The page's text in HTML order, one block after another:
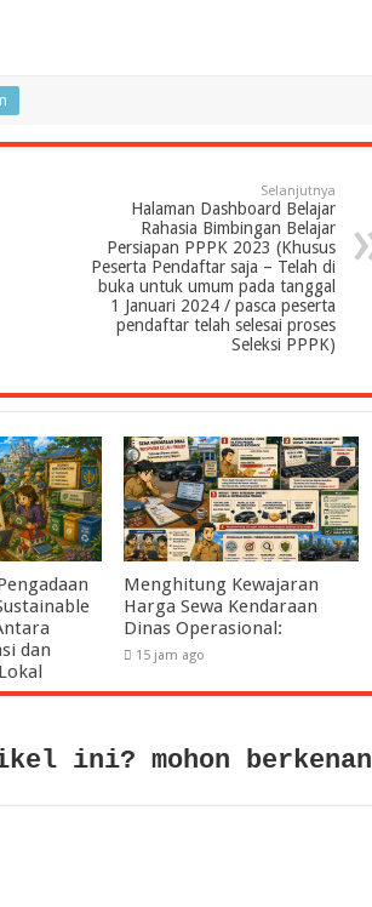
Selanjutnya
Halaman Dashboard Belajar
Rahasia Bimbingan Belajar
Persiapan PPPK 2023 (Khusus
Peserta Pendaftar saja – Telah di
buka untuk umum pada tanggal
1 Januari 2024 / pasca peserta
pendaftar telah selesai proses
Seleksi PPPK)
dan
Menghitung Kewajaran
Harga Sewa Kendaraan
Dinas Operasional:
15 jam ago
ini? mohon berkenan